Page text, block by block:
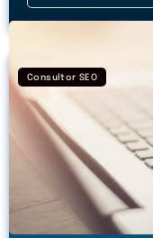
Consultor SEO